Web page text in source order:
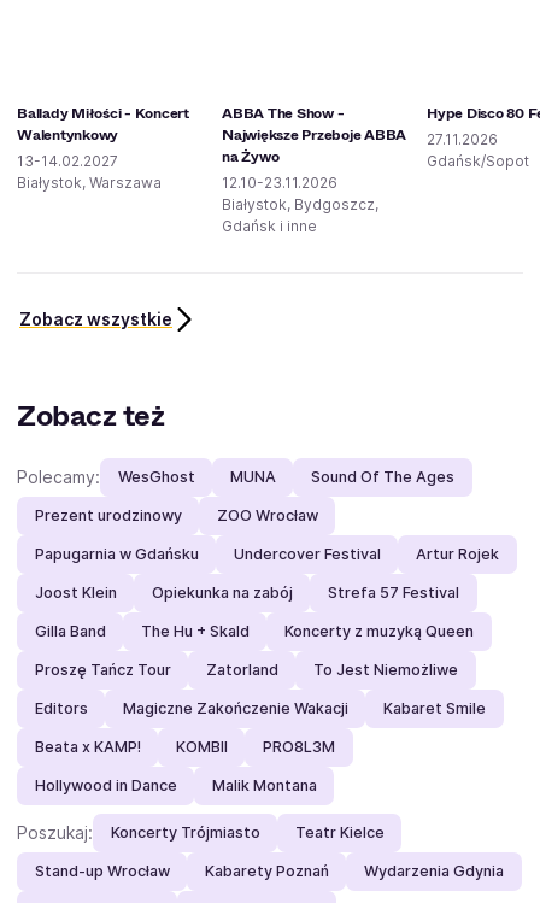
Ballady Miłości - Koncert
Walentynkowy
13-14.02.2027
Białystok, Warszawa
ABBA The Show -
Największe Przeboje ABBA
na Żywo
12.10-23.11.2026
Białystok, Bydgoszcz,
Gdańsk i inne
Hype Disco 80
27.11.2026
Gdańsk/Sopot
Zobacz wszystkie
Zobacz też
Polecamy: WesGhost MUNA Sound Of The Ages
Prezent urodzinowy ZOO Wrocław
Papugarnia w Gdańsku Undercover Festival Artur Rojek
Joost Klein Opiekunka na zabój Strefa 57 Festival
Gilla Band The Hu + Skald Koncerty z muzyką Queen
Proszę Tańcz Tour Zatorland To Jest Niemożliwe
Editors Magiczne Zakończenie Wakacji Kabaret Smile
Beata x KAMP! KOMBII PRO8L3M
Hollywood in Dance Malik Montana
Poszukaj: Koncerty Trójmiasto Teatr Kielce
Stand-up Wrocław Kabarety Poznań Wydarzenia Gdynia